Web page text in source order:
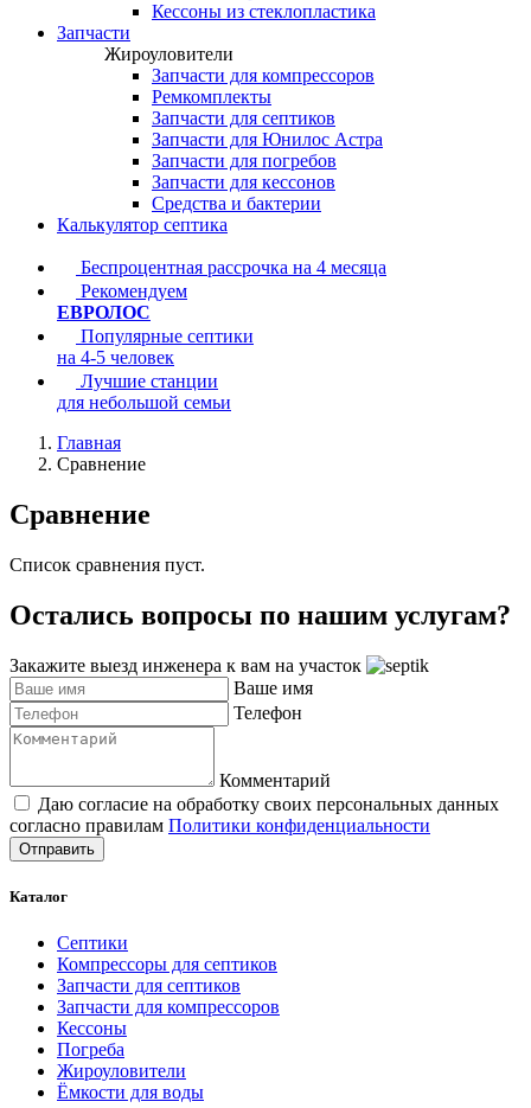
Кессоны из стеклопластика
Запчасти
Жироуловители
Запчасти для компрессоров
Ремкомплекты
Запчасти для септиков
Запчасти для Юнилос Астра
Запчасти для погребов
Запчасти для кессонов
Средства и бактерии
Калькулятор септика
Беспроцентная рассрочка на 4 месяца
Рекомендуем
ЕВРОЛОС
Популярные септики
на 4-5 человек
Лучшие станции
для небольшой семьи
Главная
Сравнение
Сравнение
Список сравнения пуст.
Остались вопросы по нашим услугам?
Закажите выезд инженера к вам на участок
Ваше имя
Телефон
Комментарий
Даю согласие на обработку своих персональных данных
согласно правилам Политики конфиденциальности
Отправить
Каталог
Септики
Компрессоры для септиков
Запчасти для септиков
Запчасти для компрессоров
Кессоны
Погреба
Жироуловители
Ёмкости для воды